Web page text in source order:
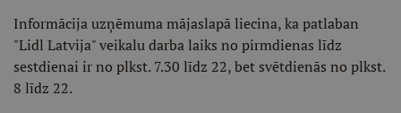
Informācija uzņēmuma mājaslapā liecina, ka patlaban
"Lidl Latvija" veikalu darba laiks no pirmdienas līdz
sestdienai ir no plkst. 7.30 līdz 22, bet svētdienās no plkst.
8 līdz 22.